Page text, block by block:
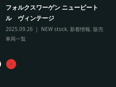
フォルクスワーゲン ニュービート
ル ヴィンテージ
2025.09.26 NEW stock, 新着情報, 販売
車両一覧